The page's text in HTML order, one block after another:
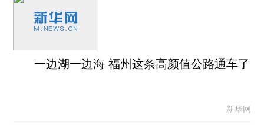
一边湖一边海 福州这条高颜值公路通车了
新华网